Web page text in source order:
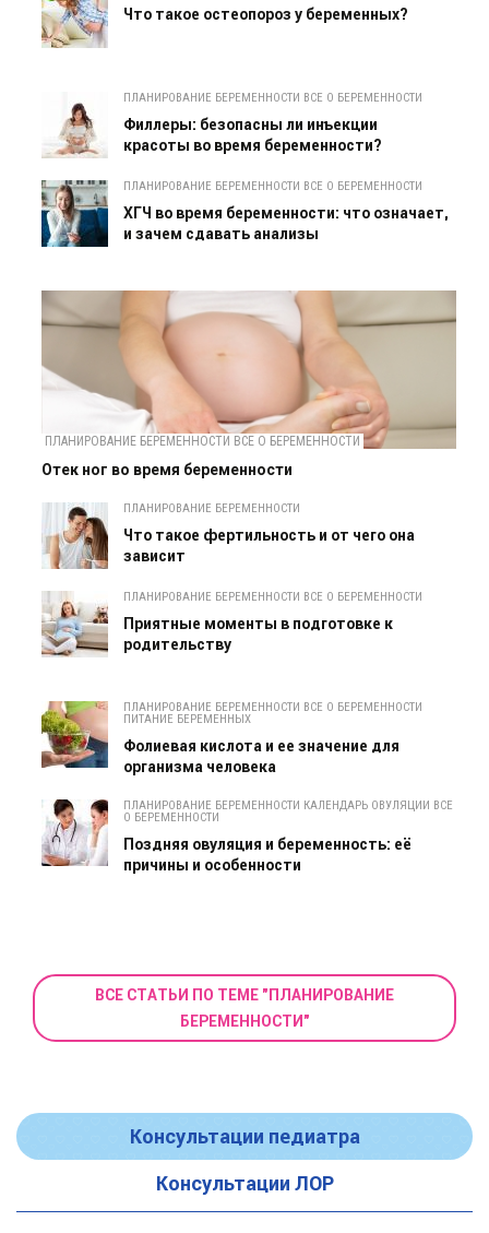
Что такое остеопороз у беременных?
ПЛАНИРОВАНИЕ БЕРЕМЕННОСТИ ВСЕ О БЕРЕМЕННОСТИ
Филлеры: безопасны ли инъекции
красоты во время беременности?
ПЛАНИРОВАНИЕ БЕРЕМЕННОСТИ ВСЕ О БЕРЕМЕННОСТИ
ХГЧ во время беременности: что означает,
и зачем сдавать анализы
ПЛАНИРОВАНИЕ БЕРЕМЕННОСТИ ВСЕ О БЕРЕМЕННОСТИ
Отек ног во время беременности
ПЛАНИРОВАНИЕ БЕРЕМЕННОСТИ
Что такое фертильность и от чего она
зависит
ПЛАНИРОВАНИЕ БЕРЕМЕННОСТИ ВСЕ О БЕРЕМЕННОСТИ
Приятные моменты в подготовке к
родительству
ПЛАНИРОВАНИЕ БЕРЕМЕННОСТИ ВСЕ О БЕРЕМЕННОСТИ
ПИТАНИЕ БЕРЕМЕННЫХ
Фолиевая кислота и ее значение для
организма человека
ПЛАНИРОВАНИЕ БЕРЕМЕННОСТИ КАЛЕНДАРЬ ОВУЛЯЦИИ ВСЕ
О БЕРЕМЕННОСТИ
Поздняя овуляция и беременность: её
причины и особенности
ВСЕ СТАТЬИ ПО ТЕМЕ "ПЛАНИРОВАНИЕ
БЕРЕМЕННОСТИ"
Консультации педиатра
Консультации ЛОР